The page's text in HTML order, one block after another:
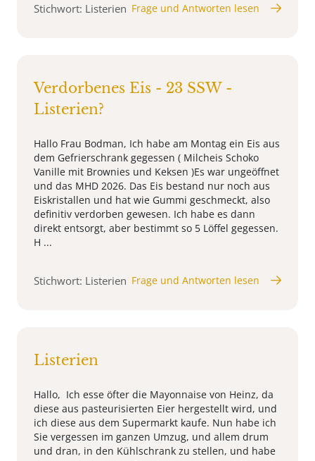
Stichwort: Listerien Frage und Antworten lesen
Verdorbenes Eis - 23 SSW -
Listerien?
Hallo Frau Bodman, Ich habe am Montag ein Eis aus
dem Gefrierschrank gegessen ( Milcheis Schoko
Vanille mit Brownies und Keksen )Es war ungeöffnet
und das MHD 2026. Das Eis bestand nur noch aus
Eiskristallen und hat wie Gummi geschmeckt, also
definitiv verdorben gewesen. Ich habe es dann
direkt entsorgt, aber bestimmt so 5 Löffel gegessen.
H ...
Stichwort: Listerien Frage und Antworten lesen
Listerien
Hallo, Ich esse öfter die Mayonnaise von Heinz, da
diese aus pasteurisierten Eier hergestellt wird, und
ich diese aus dem Supermarkt kaufe. Nun habe ich
Sie vergessen im ganzen Umzug, und allem drum
und dran, in den Kühlschrank zu stellen, und habe